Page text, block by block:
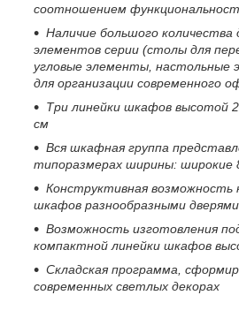
соотношением
Наличие большого количества
элементов серии (столы для
угловые элементы, настольные
для организации современного
Три линейки шкафов высотой
см
Вся шкафная группа
типоразмерах ширины: широкие
Конструктивная возможность
шкафов разнообразными дверями
Возможность изготовления
компактной линейки шкафов
Складская программа,
современных светлых декорах